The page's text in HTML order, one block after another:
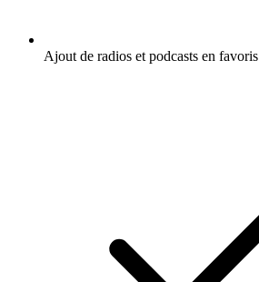
Ajout de radios et podcasts en favoris